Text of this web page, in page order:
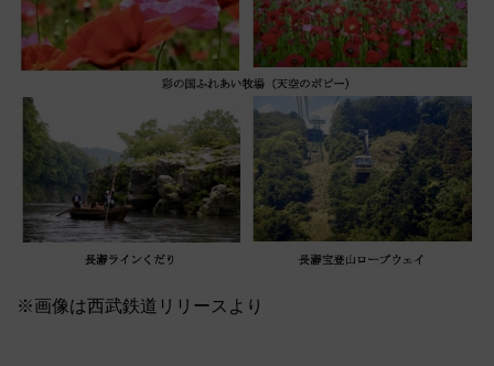
※画像は西武鉄道リリースより